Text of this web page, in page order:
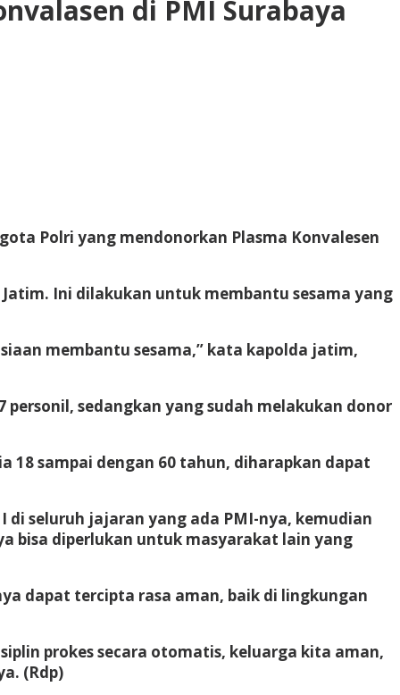
di PMI Surabaya
Polri yang mendonorkan Plasma Konvalesen
Ini dilakukan untuk membantu sesama yang
membantu sesama,” kata kapolda jatim,
sedangkan yang sudah melakukan donor
18 sampai dengan 60 tahun, diharapkan dapat
di seluruh jajaran yang ada PMI-nya, kemudian
bisa diperlukan untuk masyarakat lain yang
dapat tercipta rasa aman, baik di lingkungan
prokes secara otomatis, keluarga kita aman,
(Rdp)